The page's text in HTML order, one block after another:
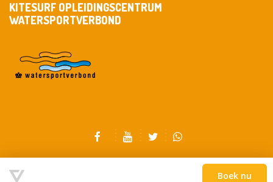
KITESURF OPLEIDINGSCENTRUM
WATERSPORTVERBOND